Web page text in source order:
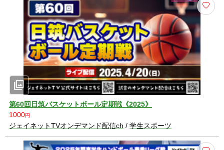
photo_library
第60回日筑バスケットボール定期戦《2025》
1000円
ジェイネットTVオンデマンド配信ch / 学生スポーツ